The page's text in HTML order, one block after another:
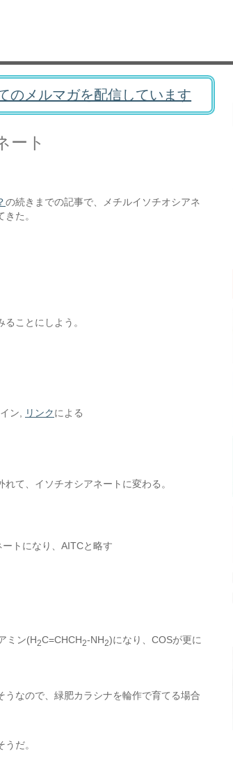
のメルマガを配信しています
ート
の続きまでの記事で、メチルイソチオシアネ
た。
ことにしよう。
ン, リンクによる
て、イソチオシアネートに変わる。
トになり、AITCと略す
ミン(H2C=CHCH2-NH2)になり、COSが更に
なので、緑肥カラシナを輪作で育てる場合
だ。